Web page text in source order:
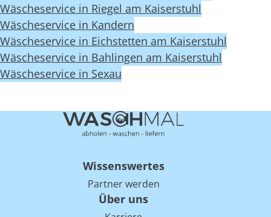
Wäscheservice in Riegel am Kaiserstuhl
Wäscheservice in Kandern
Wäscheservice in Eichstetten am Kaiserstuhl
Wäscheservice in Bahlingen am Kaiserstuhl
Wäscheservice in Sexau
Wissenswertes
Partner werden
Über uns